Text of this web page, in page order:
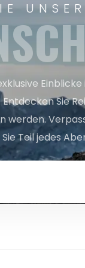
Sie
Teil jedes